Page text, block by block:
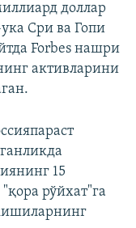
доллар
Сри ва Гопи
Forbes нашри
активларини
15
рўйхат"га